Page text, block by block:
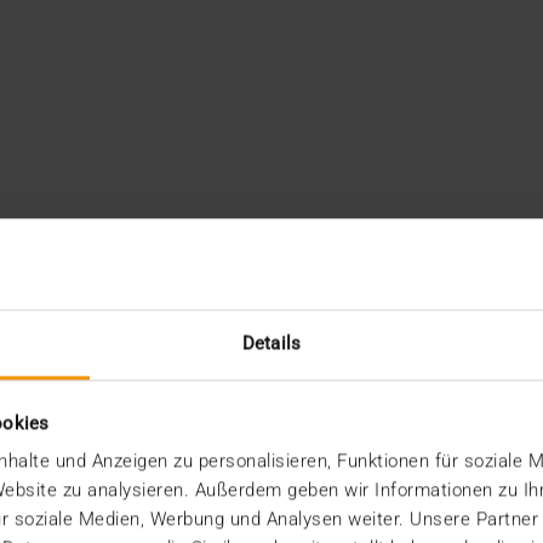
Details
und Anzeigen zu personalisieren, Funktionen für soziale
zu analysieren. Außerdem geben wir Informationen zu
soziale Medien, Werbung und Analysen weiter. Unsere